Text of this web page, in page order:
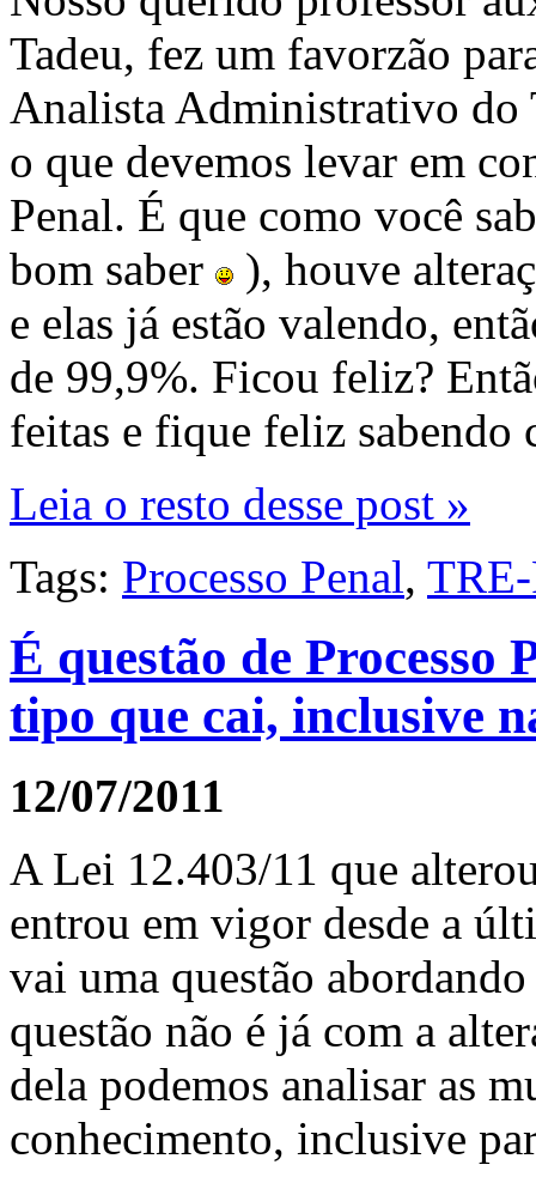
Tadeu, fez um favorzão
Analista Administrativo
o que devemos levar em
Penal. É que como você
bom saber
), houve
e elas já estão valendo,
de 99,9%. Ficou feliz?
feitas e fique feliz sabendo
Leia o resto desse post »
Tags: Processo Penal,
É questão de Processo
tipo que cai, inclusive
12/07/2011
A Lei 12.403/11 que
entrou em vigor desde a
vai uma questão
questão não é já com a
dela podemos analisar as
conhecimento, inclusive